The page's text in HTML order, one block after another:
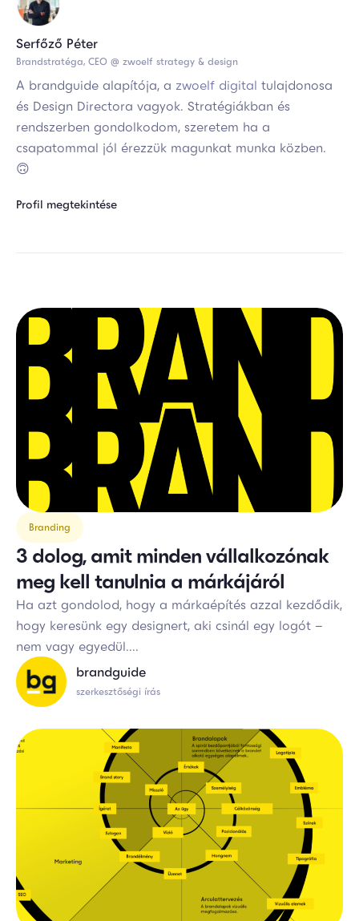
Serfőző Péter
Brandstratéga, CEO @ zwoelf strategy & design
A brandguide alapítója, a zwoelf digital tulajdonosa
és Design Directora vagyok. Stratégiákban és
rendszerben gondolkodom, szeretem ha a
csapatommal jól érezzük magunkat munka közben.
🙃
Profil megtekintése
Branding
3 dolog, amit minden vállalkozónak
meg kell tanulnia a márkájáról
Ha azt gondolod, hogy a márkaépítés azzal kezdődik,
hogy keresünk egy designert, aki csinál egy logót –
nem vagy egyedül....
brandguide
szerkesztőségi írás